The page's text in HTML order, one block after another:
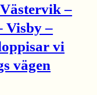
–
Visby –
vi
vägen